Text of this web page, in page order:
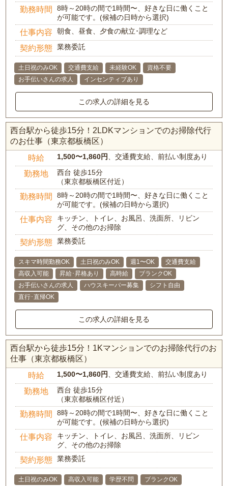
勤務時間
8時～20時の間で1時間〜、好きな日に働くこと
が可能です。(候補の日時から選択)
仕事内容 朝食、昼食、夕食の献立･調理など
契約形態 業務委託
土日祝のみOK 交通費支給 未経験OK
資格不要
お手伝いさんの求人
インセンティブあり
この求人の詳細を見る
西台駅から徒歩15分！2LDKマンションでのお掃除代行
のお仕事（東京都板橋区）
時給 1,500〜1,860円 、交通費支給、前払い制度あり
勤務地
西台 徒歩15分
（東京都板橋区付近）
勤務時間
8時～20時の間で1時間〜、好きな日に働くこと
が可能です。(候補の日時から選択)
仕事内容
キッチン、トイレ、お風呂、洗面所、リビン
グ、その他のお掃除
契約形態 業務委託
スキマ時間勤務OK 土日祝のみOK 週1〜OK
交通費支給
高収入可能
昇給･昇格あり 高時給
ブランクOK
お手伝いさんの求人
ハウスキーパー募集
シフト自由
直行･直帰OK
この求人の詳細を見る
西台駅から徒歩15分！1Kマンションでのお掃除代行のお
仕事（東京都板橋区）
時給 1,500〜1,860円 、交通費支給、前払い制度あり
勤務地
西台 徒歩15分
（東京都板橋区付近）
勤務時間
8時～20時の間で1時間〜、好きな日に働くこと
が可能です。(候補の日時から選択)
仕事内容
キッチン、トイレ、お風呂、洗面所、リビン
グ、その他のお掃除
契約形態 業務委託
土日祝のみOK 高収入可能 学歴不問 ブランクOK